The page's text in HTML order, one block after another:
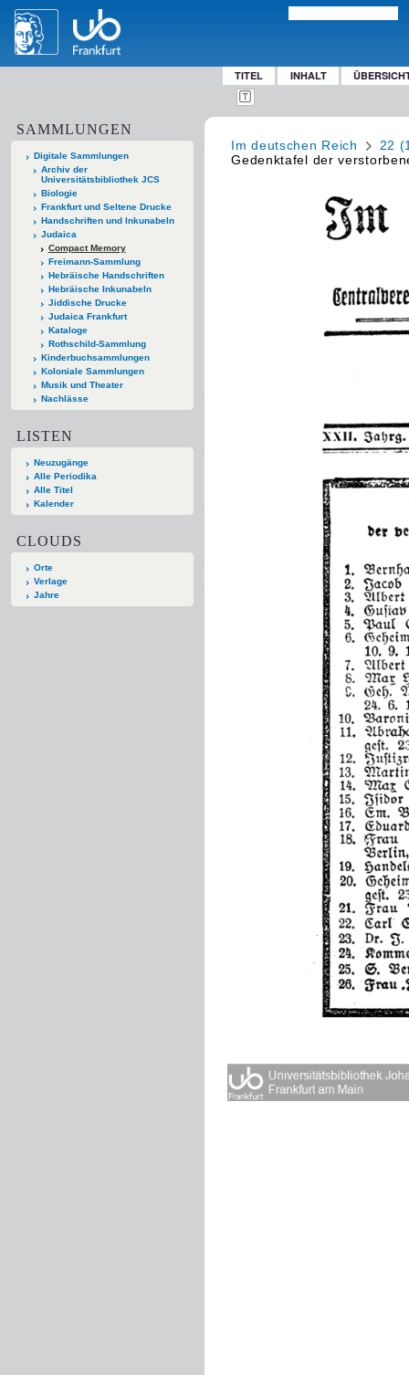
TITEL INHALT
SAMMLUNGEN
Digitale Sammlungen
Archiv der
Universitätsbibliothek JCS
Biologie
Frankfurt und Seltene Drucke
Handschriften und Inkunabeln
Judaica
Compact Memory
Freimann-Sammlung
Hebräische Handschriften
Hebräische Inkunabeln
Jiddische Drucke
Judaica Frankfurt
Kataloge
Rothschild-Sammlung
Kinderbuchsammlungen
Koloniale Sammlungen
Musik und Theater
Nachlässe
LISTEN
Neuzugänge
Alle Periodika
Alle Titel
Kalender
CLOUDS
Orte
Verlage
Jahre
Im deutschen Reich
22
Gedenktafel der